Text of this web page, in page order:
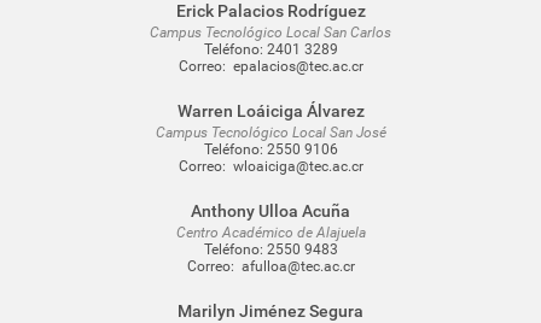
Erick Palacios Rodríguez
Campus Tecnológico Local San Carlos
Teléfono: 2401 3289
Correo: epalacios@tec.ac.cr
Warren Loáiciga Álvarez
Campus Tecnológico Local San José
Teléfono: 2550 9106
Correo: wloaiciga@tec.ac.cr
Anthony Ulloa Acuña
Centro Académico de Alajuela
Teléfono: 2550 9483
Correo: afulloa@tec.ac.cr
Marilyn Jiménez Segura